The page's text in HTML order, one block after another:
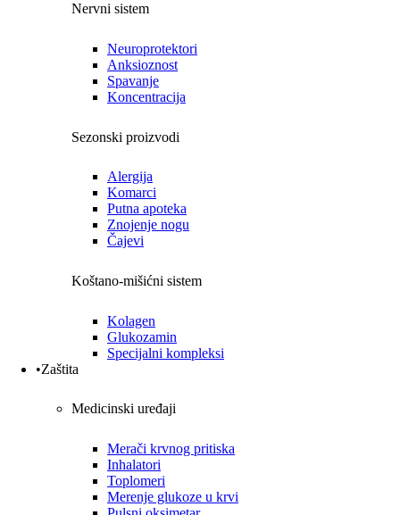
Nervni sistem
Neuroprotektori
Anksioznost
Spavanje
Koncentracija
Sezonski proizvodi
Alergija
Komarci
Putna apoteka
Znojenje nogu
Čajevi
Koštano-mišićni sistem
Kolagen
Glukozamin
Specijalni kompleksi
•Zaštita
Medicinski uređaji
Merači krvnog pritiska
Inhalatori
Toplomeri
Merenje glukoze u krvi